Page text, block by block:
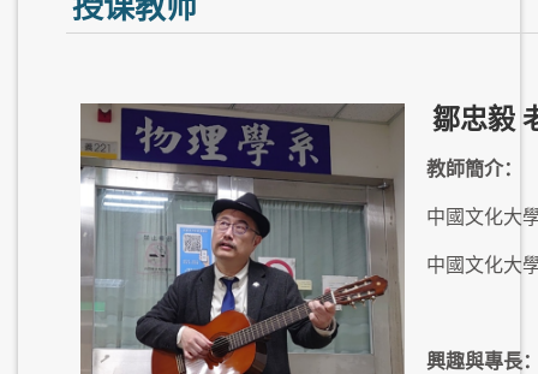
授课教师
鄒忠毅
教師簡介：
中國文化大
中國文化大
興趣與專長